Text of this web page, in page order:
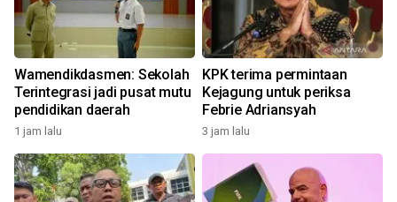
Wamendikdasmen: Sekolah
Terintegrasi jadi pusat mutu
pendidikan daerah
1 jam lalu
KPK terima permintaan
Kejagung untuk periksa
Febrie Adriansyah
3 jam lalu